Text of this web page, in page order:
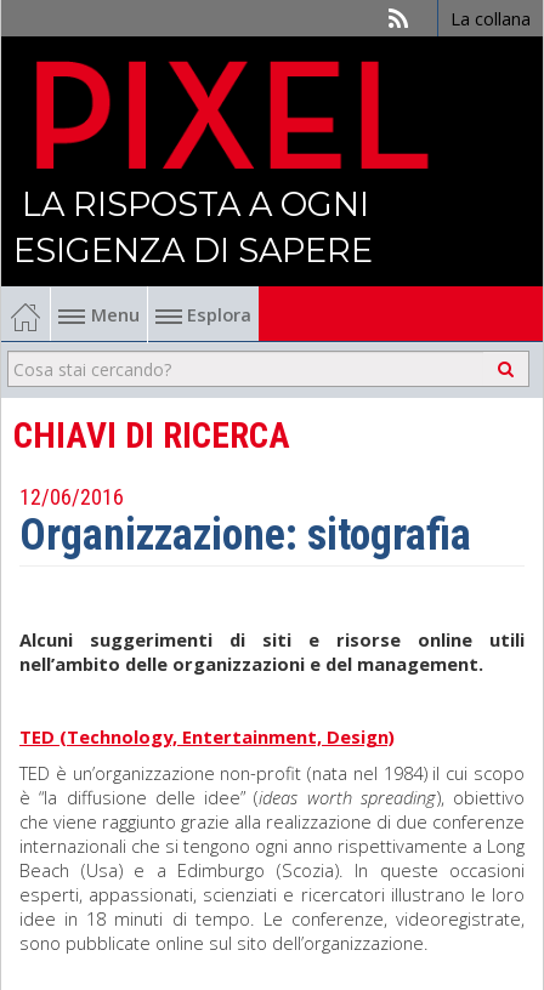
La collana
LA RISPOSTA A OGNI
ESIGENZA DI SAPERE
Menu Esplora
Economia
Management
Politica
Filosofia
Matematica
Diritto
CHIAVI DI RICERCA
12/06/2016
Organizzazione: sitografia
Alcuni suggerimenti di siti e risorse online utili
nell’ambito delle organizzazioni e del management.
TED (Technology, Entertainment, Design)
TED è un’organizzazione non-profit (nata nel 1984) il cui scopo
è “la diffusione delle idee” (ideas worth spreading), obiettivo
che viene raggiunto grazie alla realizzazione di due conferenze
internazionali che si tengono ogni anno rispettivamente a Long
Beach (Usa) e a Edimburgo (Scozia). In queste occasioni
esperti, appassionati, scienziati e ricercatori illustrano le loro
idee in 18 minuti di tempo. Le conferenze, videoregistrate,
sono pubblicate online sul sito dell’organizzazione.